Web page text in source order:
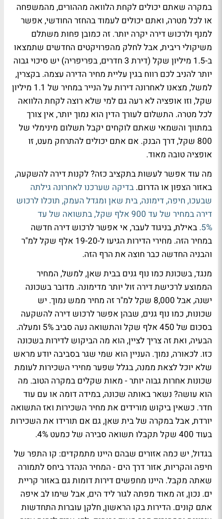
במקרה שאתם יכולים לקחת הלוואה מההורים, מהמשפחה
או לכל מטרה, ואתם יכולים לעמוד בהחזר החודשי, אפשר
למנף ולרכוש דירה יקרה יותר. זה כמובן פחות משתלם
משיקולי ריבית, אבל לחלק מהפרויקטים החדשים שתמצאו
ב-1.5 מיליון שקל (דירת 3 חדרים, בפריפריה) יש סיכוי גבוה
יותר להניב לכם רווח בגין עליית מחיר הדירה עצמה. בקצרין,
למשל, מצאנו לאחרונה דירות על הנייר במחיר של 1.1 מיליון
שקל, וזו אופציה לא רעה גם למי שלא רוצה לקחת הלוואה
לכל מטרה. התשלום לעורך הדין הוא נמוך יותר, אין צורך
במתווך והשמאי שאתם לוקחים יקבל תשלום מינימלי של
800 שקל, דרך הבנק. אם אתם יכולים להתרחק מעט, זו
אופציה טובה מאוד.
מה עוד אפשר לעשות בתקציב כזה? לקנות דירה להשקעה,
באזור הצפון או הדרום. בדיקה שערכנו לאחרונה גילתה
שבעכו, חיפה, דימונה, בית שאן ומגדל העמק, תוכלו לרכוש
דירה במחיר של עד 900 אלף שקל, בתשואה של עד
5%. באילת, בניגוד לעבר, אי אפשר לרכוש דירה חדשה
במחיר הזה. מחירי הדירות הגיעו ל-19-20 אלף שקל למ"ר
והבניה החדשה כבר חוצה את הרף הזה.
מנגד, בשכונת כמו נוף גנים בבית שאן, למשל, המחיר
הממוצע לרכישת דירה זול יותר מדימונה. מדובר בשכונה
ישנה, אבל 8,000 שקל למ"ר זה מחיר ממש נמוך. יש
שכונות, כמו נוף גנים, שבהן אפשר לרכוש דירה להשקעה
בסכום של 450 אלף שקל והתשואה נעה סביב 5% ומעלה.
הבעיה, ואת זה צריך לציין, הוא מה הביקוש לדירות בשכונה
כזו. לכאורה, נמוך. העניין הוא שמי שגר בסביבה יודע מראש
שלא יוכל לצאת ממנה, בגלל שפער מחירי השכירות לעומת
שכונות אחרות גבוה יותר - מאות שקלים במקרה הטוב. מה
הוא עושה? נשאר באותה שכונה, במידה דומה או עם עוד
חדר. כשאין ביקוש מורידים את מחיר השכירות ואז התשואה
יורדת, אבל במקרה של בית שאן, גם אם תורידו את השכירות
בעוד 400 שקל תקבלו תשואה סבירה של כמעט 4%.
בגדול, יש כמה אזורים שבהם היינו מתמקדים: קו התפר של
חיפה והקריות, אזור דרך הים - המחיר הנהדר ביחס לתמורה
שאתה מקבל. היינו מחפשים דירות דומות גם באזור קריית
ים. נכון, זה מאוד מפתה לגור ליד הים, אבל שימו לב איפה
אתם קונים. הדירות בקו הראשון, חלקן עוברות התחדשות